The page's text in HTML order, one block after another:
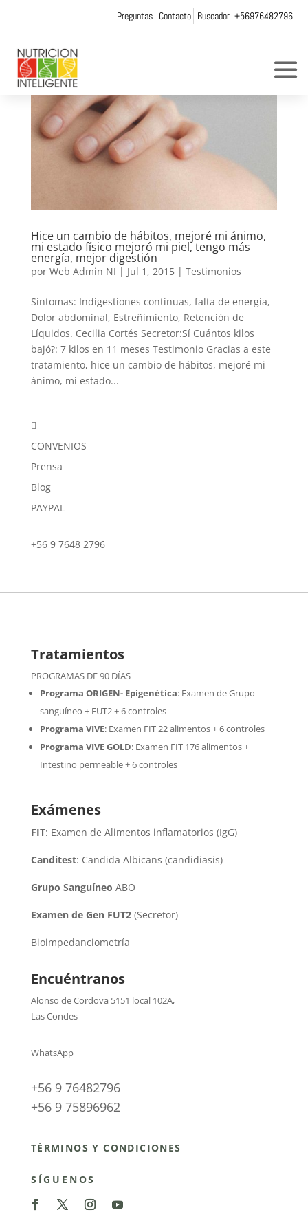
Preguntas Contacto Buscador +56976482796
Hice un cambio de hábitos, mejoré mi ánimo,
mi estado físico mejoró mi piel, tengo más
energía, mejor digestión
por Web Admin NI | Jul 1, 2015| Testimonios
Síntomas: Indigestiones continuas, falta de energía,
Dolor abdominal, Estreñimiento, Retención de
Líquidos. Cecilia Cortés Secretor:Sí Cuántos kilos
bajó?: 7 kilos en 11 meses Testimonio Gracias a este
tratamiento, hice un cambio de hábitos, mejoré mi
ánimo, mi estado...

CONVENIOS
Prensa
Blog
PAYPAL
+56 9 7648 2796
Tratamientos
PROGRAMAS DE 90 DÍAS
Programa ORIGEN- Epigenética:Examen de Grupo
sanguíneo + FUT2 + 6 controles
Programa VIVE: Examen FIT 22 alimentos + 6 controles
Programa VIVE GOLD: Examen FIT 176 alimentos +
Intestino permeable + 6 controles
Exámenes
FIT: Examen de Alimentos inflamatorios (IgG)
Canditest: Candida Albicans (candidiasis)
Grupo Sanguíneo ABO
Examen de Gen FUT2(Secretor)
Bioimpedanciometría
Encuéntranos
Alonso de Cordova 5151 local 102A,
Las Condes
WhatsApp
+56 9 76482796
+56 9 75896962
TÉRMINOS Y CONDICIONES
SÍGUENOS